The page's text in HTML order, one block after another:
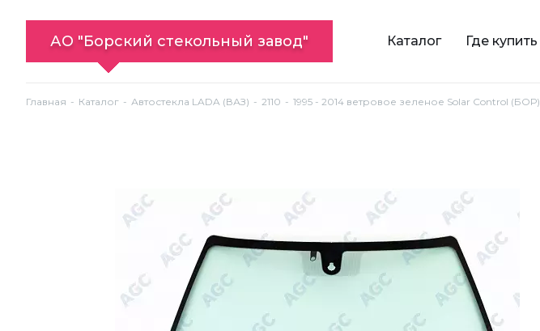
АО "Борский стекольный завод" Каталог Где купить
Главная Каталог Автостекла LADA (ВАЗ) 2110 1995 - 2014 ветровое зеленое Solar Control (БОР)